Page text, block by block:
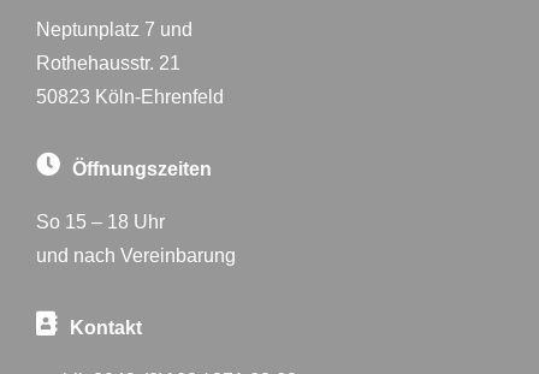
Neptunplatz 7 und
Rothehausstr. 21
50823 Köln-Ehrenfeld
Öffnungszeiten
So 15 – 18 Uhr
und nach Vereinbarung
Kontakt